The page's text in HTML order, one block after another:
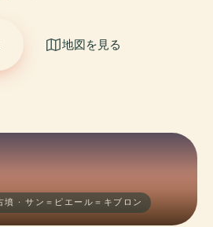
地図を見る
· サン＝ピエール＝キブロン